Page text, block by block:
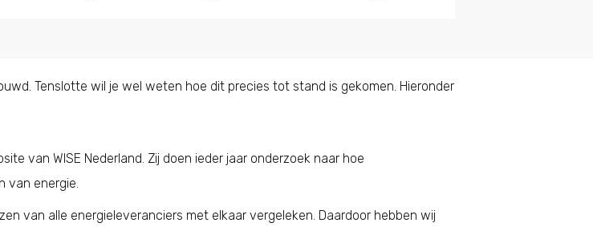
Tenslotte wil je wel weten hoe dit precies tot stand is gekomen. Hieronder
van WISE Nederland. Zij doen ieder jaar onderzoek naar hoe
van energie.
van alle energieleveranciers met elkaar vergeleken. Daardoor hebben wij